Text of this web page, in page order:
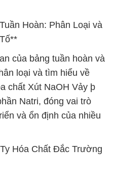
Hoàn: Phân Loại và
của bảng tuần hoàn và
loại và tìm hiểu về
chất Xút NaOH Vảy þ
Natri, đóng vai trò
và ổn định của nhiều
Hóa Chất Đắc Trường